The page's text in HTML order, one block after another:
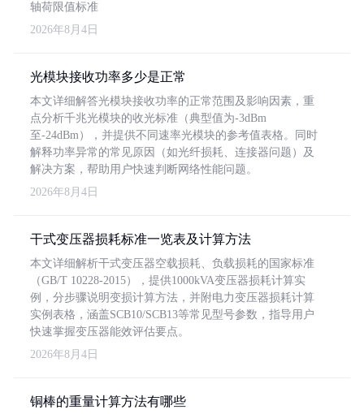
轴荷限值标准
2026年8月4日
光模块接收功率多少是正常
本文详细解答光模块接收功率的正常范围及影响因素，重
点分析千兆光模块的收光标准（典型值为-3dBm
至-24dBm），并提供不同速率光模块的参考值表格。同时
解释功率异常的常见原因（如光纤损耗、连接器问题）及
解决方案，帮助用户快速判断网络性能问题。
2026年8月4日
干式变压器损耗标准一览表及计算方法
本文详细解析干式变压器空载损耗、负载损耗的国家标准
（GB/T 10228-2015），提供1000kVA变压器损耗计算实
例，分步骤说明变损计算方法，并附电力变压器损耗计算
实例表格，涵盖SCB10/SCB13等常见型号参数，指导用户
快速掌握变压器能效评估要点。
2026年8月4日
铜棒的重量计算方法有哪些